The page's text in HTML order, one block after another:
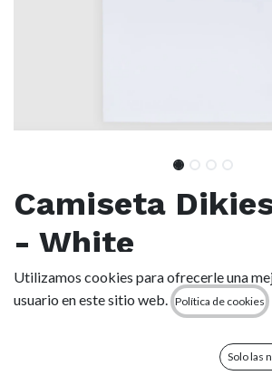
Camiseta
- White
(0 reseña)
La camiseta de manga corta Torrey
Confeccionada con algodón 100 %, esta
Utilizamos cookies para ofrecerle una
usuario en este sitio web.
Política de cookies
Solo las